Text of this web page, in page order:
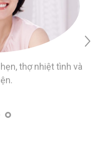
thợ nhiệt tình và